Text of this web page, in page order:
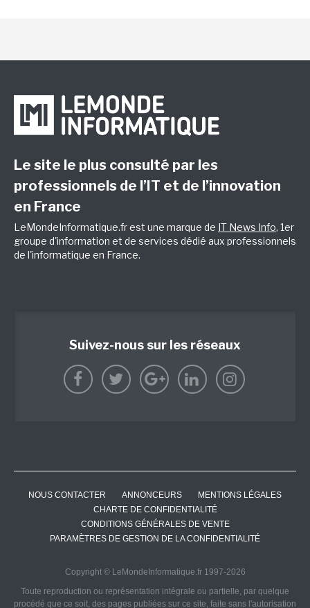
Le site le plus consulté par les
professionnels de l’IT et de l’innovation
en France
LeMondeInformatique.fr est une marque de IT News Info, 1er
groupe d'information et de services dédié aux professionnels
de l'informatique en France.
Suivez-nous sur les réseaux
NOUS CONTACTER ANNONCEURS
MENTIONS LÉGALES
CHARTE DE CONFIDENTIALITÉ
CONDITIONS GÉNÉRALES DE VENTE
PARAMÈTRES DE GESTION DE LA CONFIDENTIALITÉ
Copyright © LeMondeInformatique.fr 1997-2026
Toute reproduction ou représentation intégrale ou partielle, par quelque
procédé que ce soit, des pages publiées sur ce site, faite sans l'autorisation